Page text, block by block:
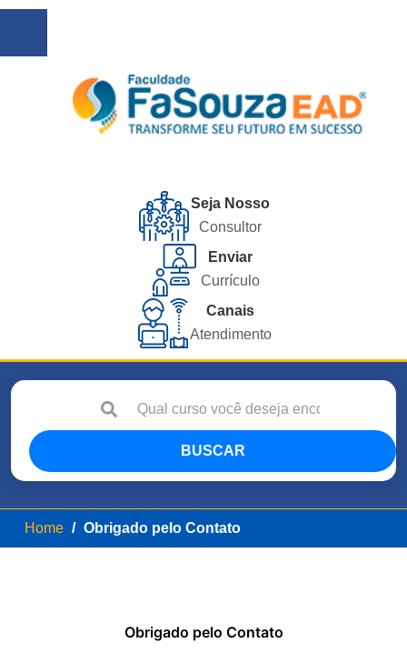
Seja Nosso
Consultor
Enviar
Currículo
Canais
Atendimento
BUSCAR
Home Obrigado pelo Contato
Obrigado pelo Contato